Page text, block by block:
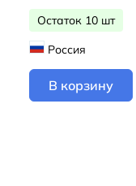
Остаток 10 шт
Россия
В корзину